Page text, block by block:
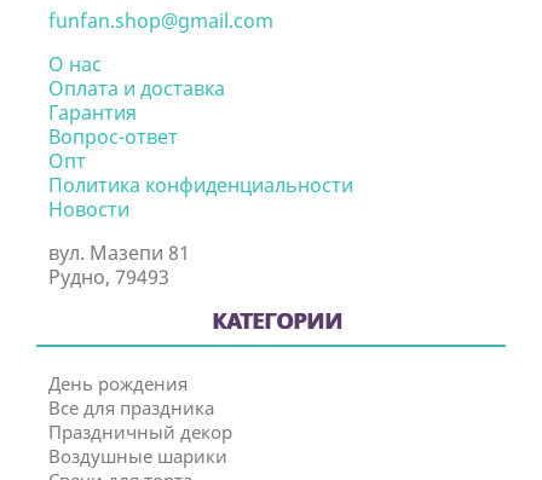
funfan.shop@gmail.com
О нас
Оплата и доставка
Гарантия
Вопрос-ответ
Опт
Политика конфиденциальности
Новости
вул. Мазепи 81
Рудно, 79493
КАТЕГОРИИ
День рождения
Все для праздника
Праздничный декор
Воздушные шарики